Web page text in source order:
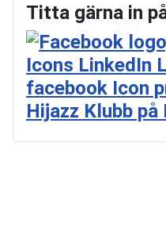
Titta gärna in
Hijazz Klubb på